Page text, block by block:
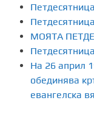
я
н
е
МОЯТА
На 26 април
обединява
евангелска